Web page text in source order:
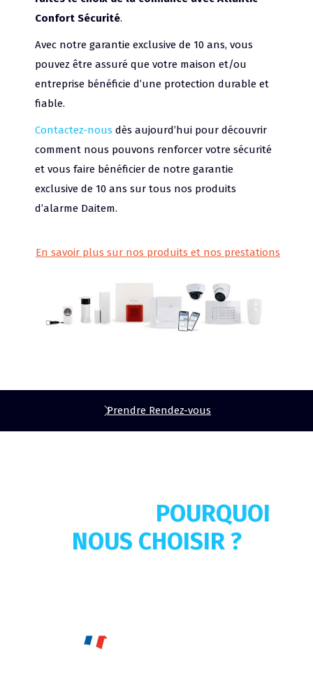
Confort Sécurité.
Avec notre garantie exclusive de 10 ans, vous
pouvez être assuré que votre maison et/ou
entreprise bénéficie d’une protection durable et
fiable.
Contactez-nous dès aujourd’hui pour découvrir
comment nous pouvons renforcer votre sécurité
et vous faire bénéficier de notre garantie
exclusive de 10 ans sur tous nos produits
d’alarme Daitem.
En savoir plus sur nos produits et nos prestations
Prendre Rendez-vous
POURQUOI
NOUS CHOISIR ?